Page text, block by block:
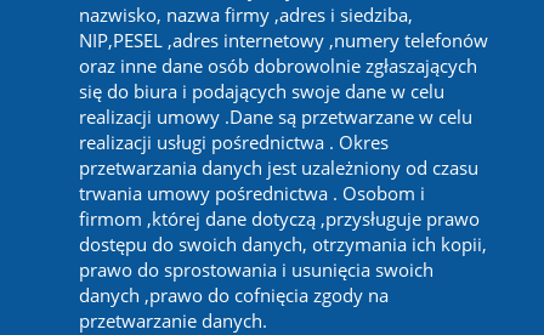
nazwisko, nazwa firmy ,adres i siedziba,
NIP,PESEL ,adres internetowy ,numery telefonów
oraz inne dane osób dobrowolnie zgłaszających
się do biura i podających swoje dane w celu
realizacji umowy .Dane są przetwarzane w celu
realizacji usługi pośrednictwa . Okres
przetwarzania danych jest uzależniony od czasu
trwania umowy pośrednictwa . Osobom i
firmom ,której dane dotyczą ,przysługuje prawo
dostępu do swoich danych, otrzymania ich kopii,
prawo do sprostowania i usunięcia swoich
danych ,prawo do cofnięcia zgody na
przetwarzanie danych.